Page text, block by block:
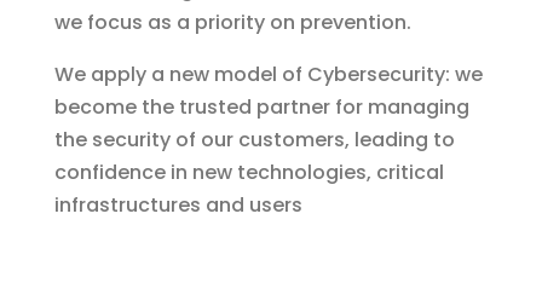
we focus as a priority on prevention.
We apply a new model of Cybersecurity: we
become the trusted partner for managing
the security of our customers, leading to
confidence in new technologies, critical
infrastructures and users